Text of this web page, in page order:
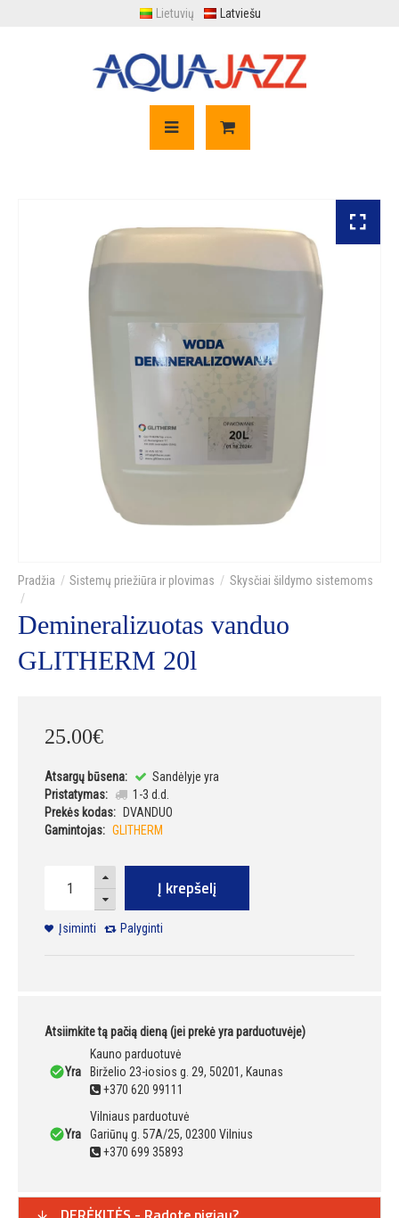
Lietuvių Latviešu
Sistemų priežiūra ir plovimas Skysčiai šildymo sistemoms
Demineralizuotas vanduo
GLITHERM 20l
25.00€
Atsargų būsena:
Sandėlyje yra
Pristatymas:
1-3 d.d.
Prekės kodas:
DVANDUO
Gamintojas: GLITHERM
Į krepšelį
Įsiminti Palyginti
Atsiimkite tą pačią dieną (jei prekė yra parduotuvėje)
Yra
Kauno parduotuvė
Birželio 23-iosios g. 29, 50201, Kaunas
+370 620 99111
Yra
Vilniaus parduotuvė
Gariūnų g. 57A/25, 02300 Vilnius
+370 699 35893